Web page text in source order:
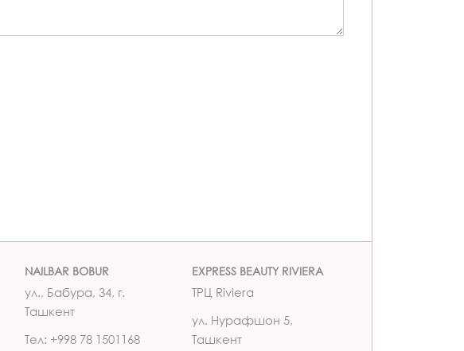
NAILBAR BOBUR
ул., Бабура, 34, г.
Ташкент
Тел: +998 78 1501168
EXPRESS BEAUTY RIVIERA
ТРЦ Riviera
ул. Нурафшон 5,
Ташкент